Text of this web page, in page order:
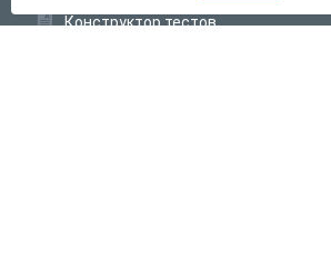
Конструктор тестов